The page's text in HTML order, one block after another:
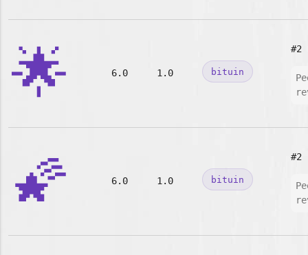
🌟 6.0 1.0 bituin
#2
🌠 6.0 1.0 bituin
#2